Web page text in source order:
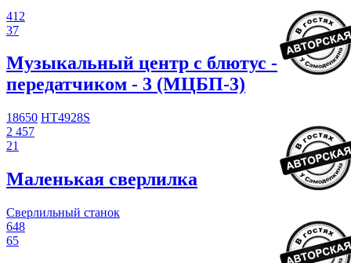
412
37
Музыкальный центр с блютус -
передатчиком - 3 (МЦБП-3)
18650 HT4928S
2 457
21
Маленькая сверлилка
Сверлильный станок
648
65